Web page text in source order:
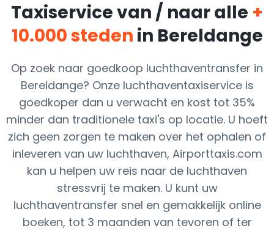
Taxiservice van / naar alle +
10.000 steden in Bereldange
Op zoek naar goedkoop luchthaventransfer in
Bereldange? Onze luchthaventaxiservice is
goedkoper dan u verwacht en kost tot 35%
minder dan traditionele taxi's op locatie. U hoeft
zich geen zorgen te maken over het ophalen of
inleveren van uw luchthaven, Airporttaxis.com
kan u helpen uw reis naar de luchthaven
stressvrij te maken. U kunt uw
luchthaventransfer snel en gemakkelijk online
boeken, tot 3 maanden van tevoren of ter